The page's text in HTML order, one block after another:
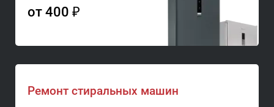
от 400 ₽
Ремонт стиральных машин